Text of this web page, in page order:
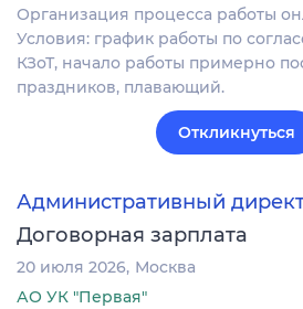
Организация процесса работы
Условия: график работы по
КЗоТ, начало работы примерно
праздников, плавающий.
Откликнуться
Административный
Договорная зарплата
20 июля 2026 Москва
АО УК "Первая"